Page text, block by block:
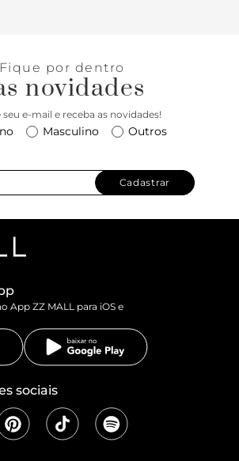
Fique por dentro
novidades
e-mail e receba as novidades!
Masculino Outros
Cadastrar
App ZZ MALL para iOS e
sociais